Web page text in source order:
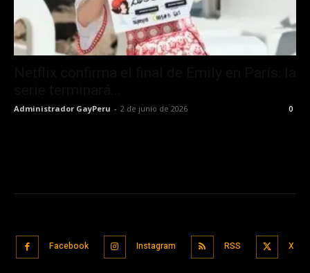
Administrador GayPeru - 2 de junio de 2026 0
Facebook Instagram RSS X